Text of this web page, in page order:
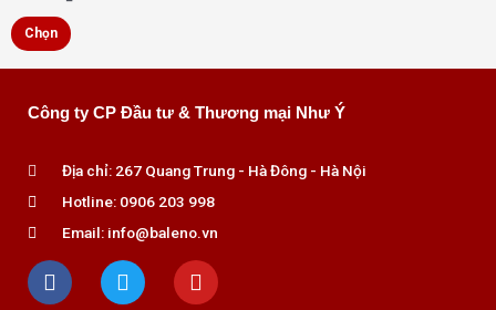
Chọn
biến
thể.
tùy
có
thể
được
trên
Công ty CP Đầu tư & Thương mại Như Ý
Địa chỉ: 267 Quang Trung - Hà Đông - Hà Nội
Hotline: 0906 203 998
Email: info@baleno.vn
F
a
c
T
w
i
Y
o
u